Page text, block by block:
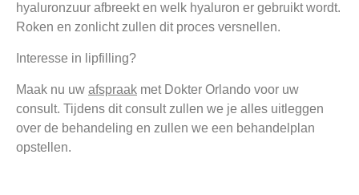
hyaluronzuur afbreekt en welk hyaluron er gebruikt wordt.
Roken en zonlicht zullen dit proces versnellen.
Interesse in lipfilling?
Maak nu uw afspraak met Dokter Orlando voor uw
consult. Tijdens dit consult zullen we je alles uitleggen
over de behandeling en zullen we een behandelplan
opstellen.